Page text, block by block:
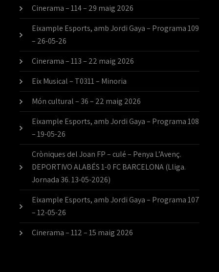
Cinerama – 114 – 29 maig 2026
Eixample Esports, amb Jordi Gaya – Programa 109
– 26-05-26
Cinerama – 113 – 22 maig 2026
Eix Musical – T0311 – Minoria
Món cultural – 36 – 22 maig 2026
Eixample Esports, amb Jordi Gaya – Programa 108
– 19-05-26
Cròniques del Joan FP – culé – Penya L’Avenç.
DEPORTIVO ALABÉS 1-0 FC BARCELONA (Lliga.
Jornada 36. 13-05-2026)
Eixample Esports, amb Jordi Gaya – Programa 107
– 12-05-26
Cinerama – 112 – 15 maig 2026